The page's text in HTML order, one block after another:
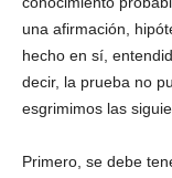
una afirmación,
hecho en sí,
decir, la prueba no
esgrimimos las
Primero, se debe